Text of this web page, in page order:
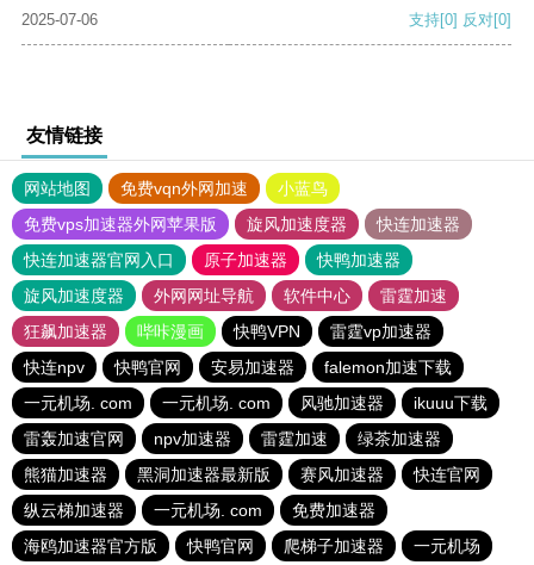
2025-07-06 支持[0] 反对[0]
友情链接
网站地图 免费vqn外网加速
小蓝鸟
免费vps加速器外网苹果版
旋风加速度器
快连加速器
快连加速器官网入口
原子加速器
快鸭加速器
旋风加速度器
外网网址导航 软件中心
雷霆加速
狂飙加速器
哔咔漫画 快鸭VPN
雷霆vp加速器
快连npv
快鸭官网 安易加速器
falemon加速下载
一元机场. com
一元机场. com 风驰加速器
ikuuu下载
雷轰加速官网
npv加速器 雷霆加速
绿茶加速器
熊猫加速器
黑洞加速器最新版 赛风加速器
快连官网
纵云梯加速器
一元机场. com
免费加速器
海鸥加速器官方版
快鸭官网 爬梯子加速器 一元机场